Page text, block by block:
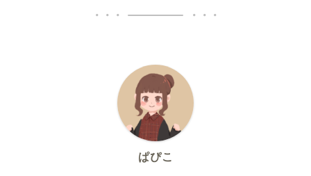
ぱぴこ